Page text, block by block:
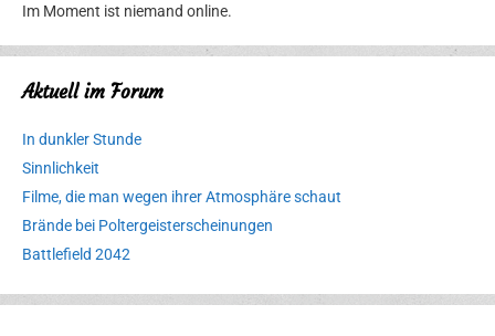
Im Moment ist niemand online.
Aktuell im Forum
In dunkler Stunde
Sinnlichkeit
Filme, die man wegen ihrer Atmosphäre schaut
Brände bei Poltergeisterscheinungen
Battlefield 2042
Erlebnispark
Verbotene